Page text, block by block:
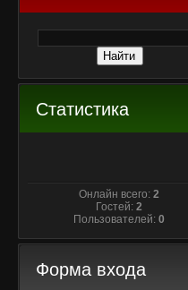
Статистика
Онлайн всего:2
Гостей:2
Пользователей:0
Форма входа